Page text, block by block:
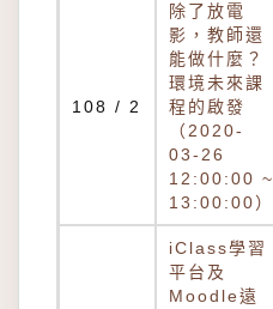
108 / 2
除了放電
影，教師還
能做什麼？
環境未來課
程的啟發
（2020-
03-26
12:00:00 ~
13:00:00）
iClass學習
平台及
Moodle遠